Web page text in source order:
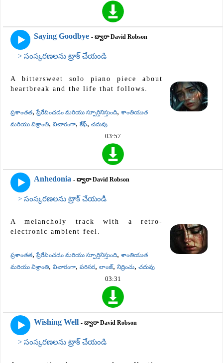
Saying Goodbye - ద్వారా David Robson
> సంస్కరణలను ట్రాక్ చేయండి
A bittersweet solo piano piece about
heartbreak and the life that follows.
ప్రశాంతత,ప్రేరేపించడం మరియు స్పూర్తినిస్తుంది, శాంతియుత
మరియు విశ్రాంతి, విచారంగా, కేఫ్, చదువు
03:57
Anhedonia - ద్వారా David Robson
> సంస్కరణలను ట్రాక్ చేయండి
A melancholy track with a retro-
electronic ambient feel.
ప్రశాంతత,ప్రేరేపించడం మరియు స్పూర్తినిస్తుంది, శాంతియుత
మరియు విశ్రాంతి, విచారంగా, పరిసర, లాంజ్, నిద్రించు, చదువు
03:31
Wishing Well - ద్వారా David Robson
> సంస్కరణలను ట్రాక్ చేయండి